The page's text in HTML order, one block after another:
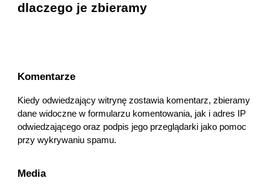
dlaczego je zbieramy
Komentarze
Kiedy odwiedzający witrynę zostawia komentarz, zbieramy
dane widoczne w formularzu komentowania, jak i adres IP
odwiedzającego oraz podpis jego przeglądarki jako pomoc
przy wykrywaniu spamu.
Media